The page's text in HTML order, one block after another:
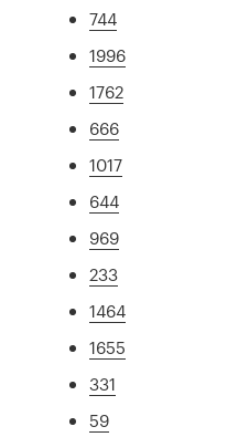
744
1996
1762
666
1017
644
969
233
1464
1655
331
59